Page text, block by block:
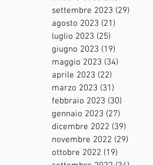
settembre 2023 (29)
agosto 2023 (21)
luglio 2023 (25)
giugno 2023 (19)
maggio 2023 (34)
aprile 2023 (22)
marzo 2023 (31)
febbraio 2023 (30)
gennaio 2023 (27)
dicembre 2022 (39)
novembre 2022 (29)
ottobre 2022 (19)